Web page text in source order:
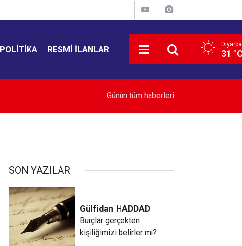
POLITIKA RESMI İLANLAR 31
Suça sürüklenen çocuklara ilişkin kanun
Günün tüm haberleri
SON YAZILAR
Gülfidan HADDAD
Burçlar gerçekten
kişiliğimizi belirler mi?